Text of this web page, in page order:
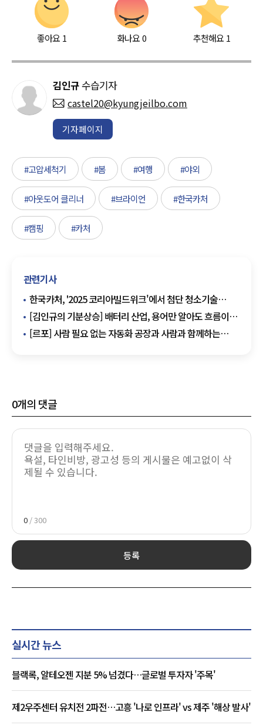
좋아요 1 화나요0 추천해요 1
김인규수습기자
castel20@kyungjeilbo.com
기자페이지
#고압세척기 #봄 #여행 #야외
#아웃도어 클리너 #브라이언 #한국카처
#캠핑 #카처
관련기사
한국카처, '2025 코리아빌드위크'에서 첨단 청소기술
선보여
[김인규의 기분상승] 배터리 산업, 용어만 알아도 흐름이
보인다
[르포] 사람 필요 없는 자동화 공장과 사람과 함께하는
0개의 댓글
0 / 300
등록
실시간 뉴스
블랙록, 알테오젠 지분 5% 넘겼다…글로벌 투자자 '주목'
제2우주센터 유치전 2파전…고흥 '나로 인프라' vs 제주 '해상 발사'